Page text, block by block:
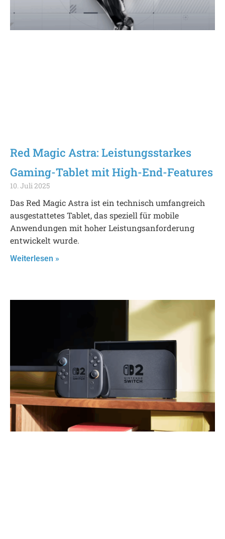
Red Magic Astra: Leistungsstarkes
Gaming-Tablet mit High-End-Features
10. Juli 2025
Das Red Magic Astra ist ein technisch umfangreich
ausgestattetes Tablet, das speziell für mobile
Anwendungen mit hoher Leistungsanforderung
entwickelt wurde.
Weiterlesen »